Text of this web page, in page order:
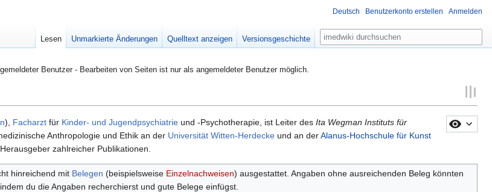
Benutzer - Bearbeiten von Seiten ist nur als angemeldeter Benutzer möglich.
), Facharzt für Kinder- und Jugendpsychiatrie und -Psychotherapie, ist Leiter des Ita Wegman Instituts für
Anthropologie und Ethik an der Universität Witten-Herdecke und an derAlanus-Hochschule für Kunst
zahlreicher Publikationen.
hinreichend mit Belegen (beispielsweise Einzelnachweisen) ausgestattet. Angaben ohne ausreichenden Beleg könnten
du die Angaben recherchierst und gute Belege einfügst.
Deutsch Benutzerkonto erstellen Anmelden
Lesen Unmarkierte Änderungen Quelltext anzeigen Versionsgeschichte
Suche